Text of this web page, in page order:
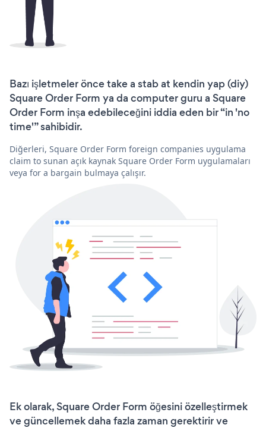
Bazı işletmeler önce take a stab at kendin yap (diy)
Square Order Form ya da computer guru a Square
Order Form inşa edebileceğini iddia eden bir “in 'no
time'” sahibidir.
Diğerleri, Square Order Form foreign companies uygulama
claim to sunan açık kaynak Square Order Form uygulamaları
veya for a bargain bulmaya çalışır.
Ek olarak, Square Order Form öğesini özelleştirmek
ve güncellemek daha fazla zaman gerektirir ve